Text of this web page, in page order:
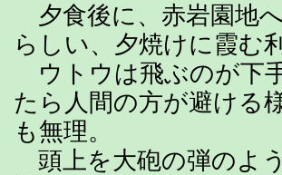
夕食後に、赤岩園地
らしい、夕焼けに霞む
ウトウは飛ぶのが下
たら人間の方が避ける
も無理。
頭上を大砲の弾のよ